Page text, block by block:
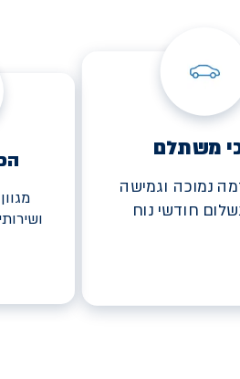
משתלם
נמוכה וגמישה
חודשי נוח